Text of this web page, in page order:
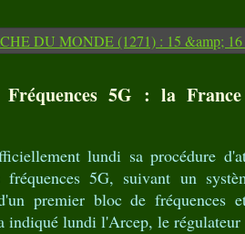
5G : la
lundi sa procédure
fréquences 5G, suivant un
premier bloc de fréquences
indiqué lundi l'Arcep, le régulateur